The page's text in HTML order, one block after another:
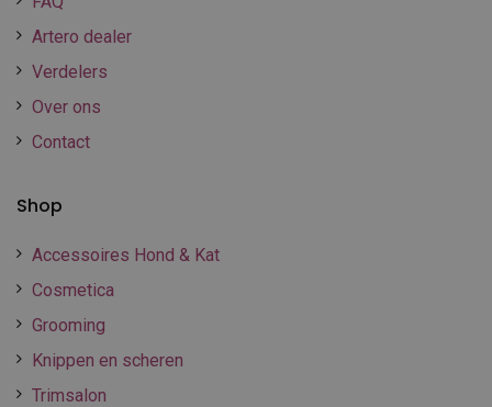
Artero dealer
Verdelers
Over ons
Contact
Shop
Accessoires Hond & Kat
Cosmetica
Grooming
Knippen en scheren
Trimsalon